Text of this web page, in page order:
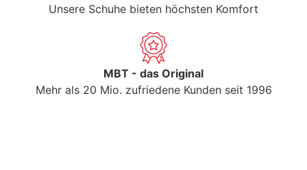
Unsere Schuhe bieten höchsten Komfort
MBT - das Original
Mehr als 20 Mio. zufriedene Kunden seit 1996